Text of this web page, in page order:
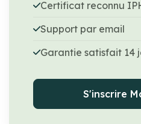
Certificat reconnu
Support par email
Garantie satisfait 14
S'inscrire